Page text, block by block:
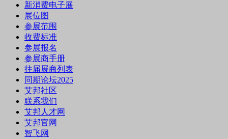
新消费电子展
展位图
参展范围
收费标准
参展报名
参展商手册
往届展商列表
同期论坛2025
艾邦社区
联系我们
艾邦人才网
艾邦官网
智飞网